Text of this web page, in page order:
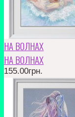
НА ВОЛНАХ
НА ВОЛНАХ
155.00грн.
частичная вышивка ..
155.00грн.